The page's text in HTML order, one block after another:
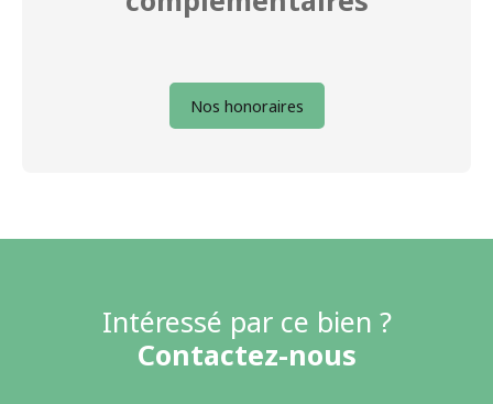
Nos honoraires
Intéressé par ce bien ?
Contactez-nous